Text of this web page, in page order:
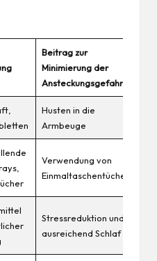
Beitrag zur
Minimierung der
Ansteckungsgefahr
Husten in die
Armbeuge
Verwendung von
Einmaltaschentüchern
Stressreduktion und
ausreichend Schlaf